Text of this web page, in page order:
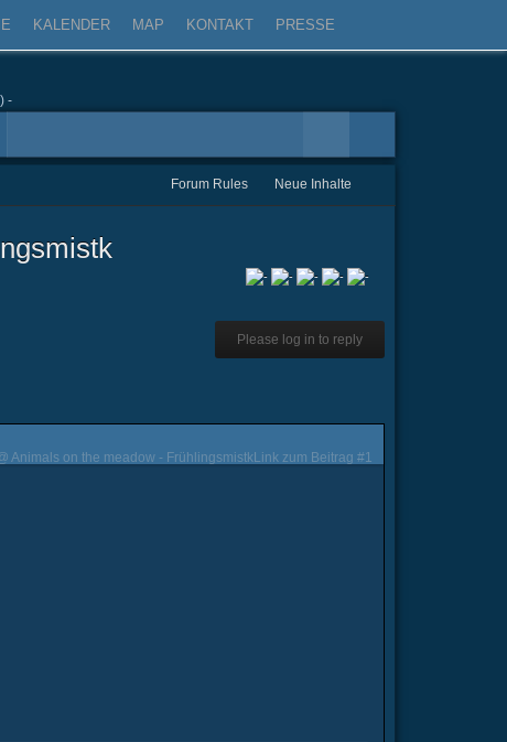
KALENDER MAP KONTAKT PRESSE
-
Forum Rules Neue Inhalte
Please log in to reply